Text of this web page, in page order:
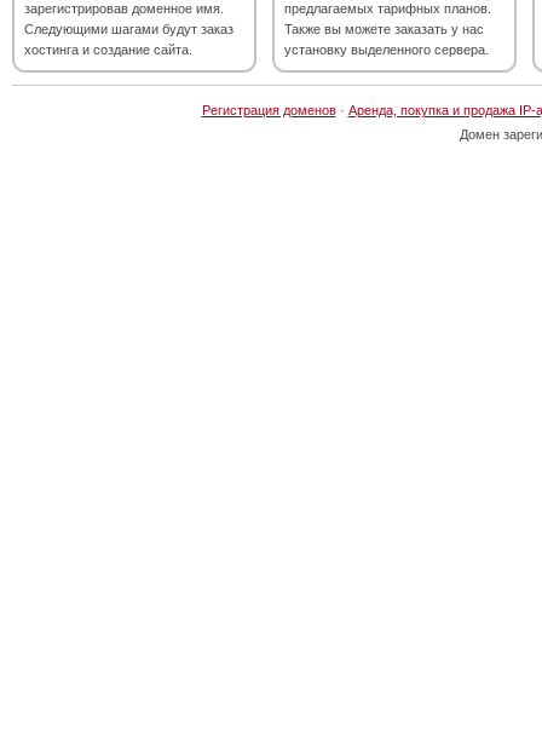
зарегистрировав доменное имя.
Следующими шагами будут заказ
хостинга и создание сайта.
предлагаемых тарифных планов.
Также вы можете заказать у нас
установку выделенного сервера.
Регистрация доменов· Аренда, покупка и продажа IP-
Домен